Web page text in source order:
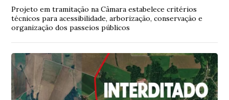
Projeto em tramitação na Câmara estabelece critérios
técnicos para acessibilidade, arborização, conservação e
organização dos passeios públicos